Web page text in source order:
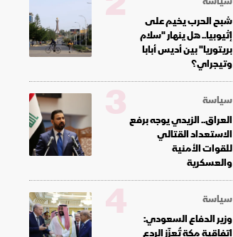
شبح الحرب يخيم على
إثيوبيا.. هل ينهار "سلام
بريتوريا" بين أديس أبابا
وتيجراي؟
سياسة
العراق.. الزيدي يوجه برفع
الاستعداد القتالي
للقوات الأمنية
والعسكرية
3
سياسة
وزير الدفاع السعودي:
اتفاقية مكة تُعزّز الردع
4